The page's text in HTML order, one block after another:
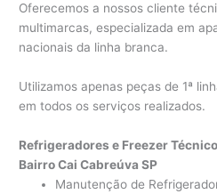
Oferecemos a nossos cliente
multimarcas, especializada em
nacionais da linha branca.
Utilizamos apenas peças de 1ª
em todos os serviços realizados.
Refrigeradores e Freezer
Bairro Cai Cabreúva SP
Manutenção de